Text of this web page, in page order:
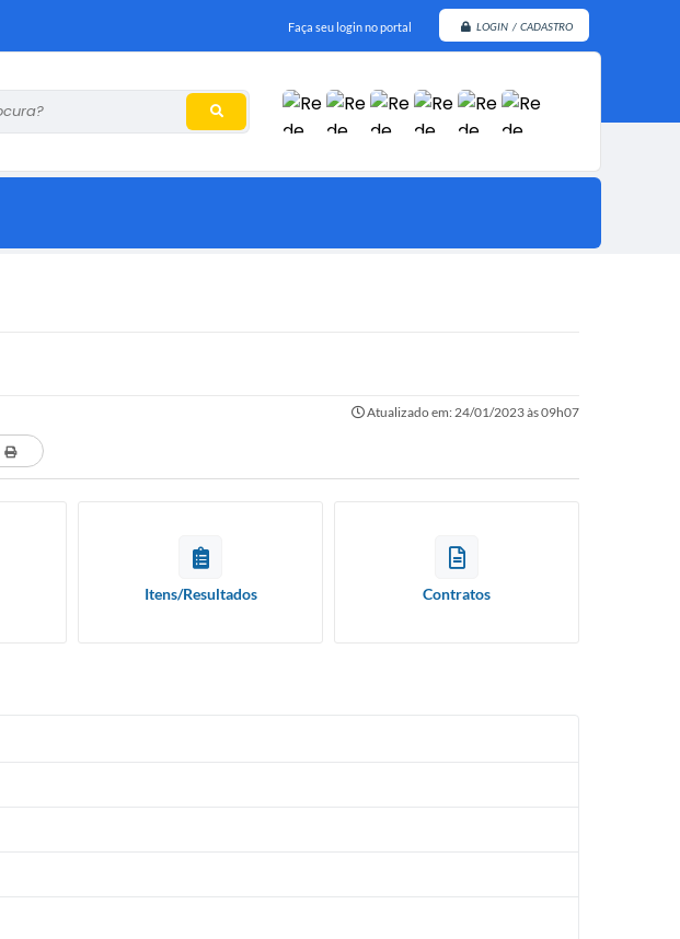
Faça seu login no portal LOGIN / CADASTRO
Atualizado em: 24/01/2023 às 09h07
Itens/Resultados Contratos